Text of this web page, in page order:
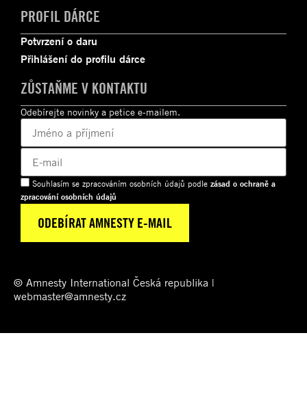
PROFIL DÁRCE
Potvrzení o daru
Přihlášení do profilu dárce
ZŮSTAŇME V KONTAKTU
Odebírejte novinky a petice e-mailem.
Souhlasím se zpracováním osobních údajů podle zásad o ochraně a
zpracování osobních údajů
© Amnesty International Česká republika |
webmaster@amnesty.cz